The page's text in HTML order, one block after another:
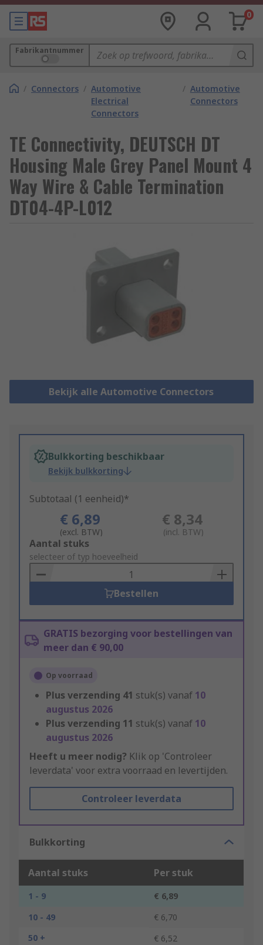
0
Fabrikantnummer
/ Connectors / Automotive
Electrical
Connectors
/ Automotive
Connectors
TE Connectivity, DEUTSCH DT
Housing Male Grey Panel Mount 4
Way Wire & Cable Termination
DT04-4P-L012
Bekijk alle Automotive Connectors
Bulkkorting beschikbaar
Bekijk bulkkorting
Subtotaal (1 eenheid)*
€ 6,89
(excl. BTW)
€ 8,34
(incl. BTW)
Add
to
Basket
Aantal stuks
selecteer of typ hoeveelheid
Bestellen
GRATIS bezorging voor bestellingen van
meer dan € 90,00
Op voorraad
Plus verzending 41 stuk(s) vanaf 10
augustus 2026
Plus verzending 11 stuk(s) vanaf 10
augustus 2026
Heeft u meer nodig? Klik op 'Controleer
leverdata' voor extra voorraad en levertijden.
Controleer leverdata
Bulkkorting
Aantal stuks Per stuk
1 - 9
€ 6,89
10 - 49
€ 6,70
50 +
€ 6,52